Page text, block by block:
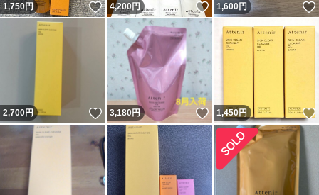
1,750円 いいね！
4,200円 いいね！
1,600円
2,700円 いいね！
3,180円 いいね！
1,450円